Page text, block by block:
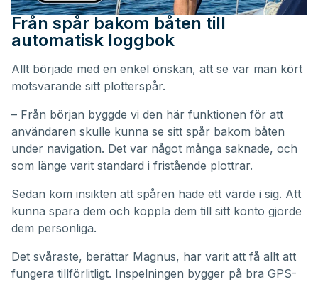
Från spår bakom båten till
automatisk loggbok
Allt började med en enkel önskan, att se var man kört
motsvarande sitt plotterspår.
– Från början byggde vi den här funktionen för att
användaren skulle kunna se sitt spår bakom båten
under navigation. Det var något många saknade, och
som länge varit standard i fristående plottrar.
Sedan kom insikten att spåren hade ett värde i sig. Att
kunna spara dem och koppla dem till sitt konto gjorde
dem personliga.
Det svåraste, berättar Magnus, har varit att få allt att
fungera tillförlitligt. Inspelningen bygger på bra GPS-